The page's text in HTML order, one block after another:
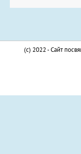
(c) 2022 - Сайт